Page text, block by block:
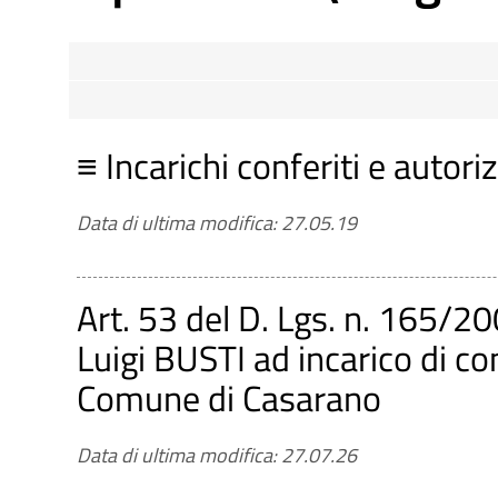
Riferimenti normativi: D. Lgs. 14
relativi agli incarichi conferiti ai
D. Lgs. 165/2001 Art. 53, c. 14 -
Contenuti dell'obbligo: Elenco degli
non dirigente), con l'indicazione
Aggiornamento: Tempestivo (ex art. 8,
Cerca tra gli incarichi
N.B. Il form effettuerà la ricerca su ogni
dipendenti)
Oggetto
Nome Azienda/ Nome incaricato
≡ Incarichi conferiti e
Data di ultima modifica: 27.05.19
Art. 53 del D. Lgs. n. 165/
Luigi BUSTI ad incarico di
Comune di Casarano
Data di ultima modifica: 27.07.26